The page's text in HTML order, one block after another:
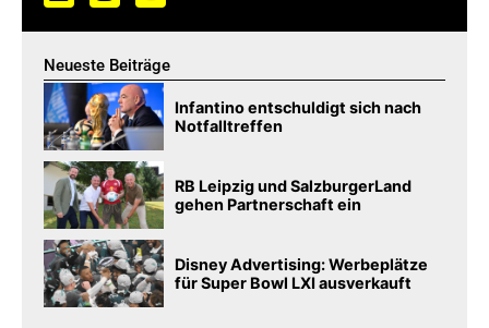
Neueste Beiträge
Infantino entschuldigt sich nach
Notfalltreffen
RB Leipzig und SalzburgerLand
gehen Partnerschaft ein
Disney Advertising: Werbeplätze
für Super Bowl LXI ausverkauft